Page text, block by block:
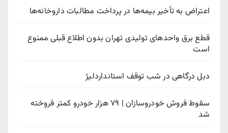
اعتراض به تأخیر بیمه‌ها در پرداخت مطالبات داروخانه‌ها
قطع برق واحدهای تولیدی تهران بدون اطلاع قبلی ممنوع
است
دبل درگاهی در شب توقف استانداردلیژ
سقوط فروش خودروسازان | ۷۹ هزار خودرو کمتر فروخته
شد